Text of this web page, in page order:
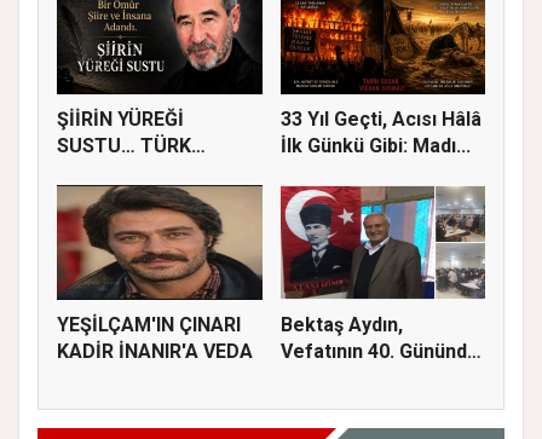
ŞİİRİN YÜREĞİ
SUSTU… TÜRK
TEL...
33 Yıl Geçti, Acısı Hâlâ
İlk Günkü Gibi: Madı...
YEŞİLÇAM'IN ÇINARI
KADİR İNANIR'A VEDA
Bektaş Aydın,
Vefatının 40. Gününde